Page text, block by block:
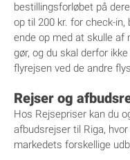
bestillingsforløbet på
op til 200 kr. for check-in,
ende op med at skulle af
gør, og du skal derfor
flyrejsen ved de andre
Rejser og
Hos Rejsepriser kan du
afbudsrejser til Riga,
markedets forskellige